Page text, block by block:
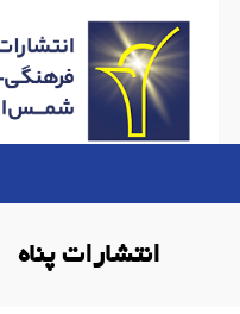
انتشارات پناه